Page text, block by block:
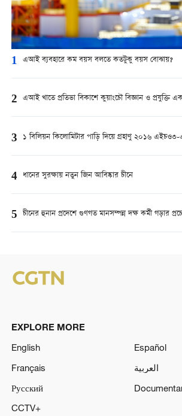
1 এআই ব্যবহারে কম বয়স বলতে কতটুকু বয়স বোঝায়?
2 এআই খাতে প্রতিভা বিকাশে কুয়াংচৌ বিজ্ঞান ও প্রযুক্তি
3 ১ বিলিয়ন কিলোমিটার পাড়ি দিয়ে গ্রহাণু ২০১৬
4 ধানের সুরক্ষায় নতুন জিন আবিষ্কার চীনে
5 চীনের হুনান প্রদেশে গুণগত মানসম্পন্ন দক্ষ কর্মী গড়ার
EXPLORE MORE
English
Español
Français
العربية
Русский
CCTV+